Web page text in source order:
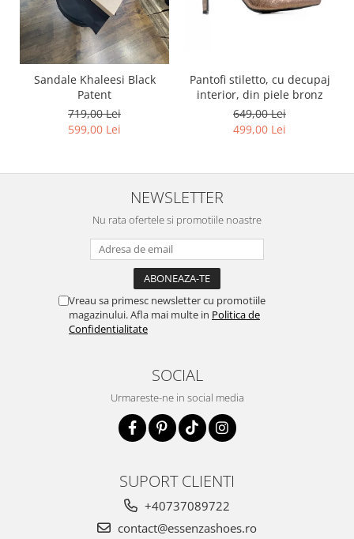
Sandale Khaleesi Black
Patent
719,00 Lei
599,00 Lei
Pantofi stiletto, cu decupaj
interior, din piele bronz
649,00 Lei
499,00 Lei
NEWSLETTER
Nu rata ofertele si promotiile noastre
Vreau sa primesc newsletter cu promotiile
magazinului. Afla mai multe in Politica de
Confidentialitate
SOCIAL
Urmareste-ne in social media
SUPORT CLIENTI
+40737089722
contact@essenzashoes.ro